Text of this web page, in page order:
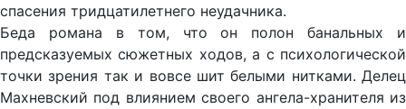
спасения тридцатилетнего неудачника.
Беда романа в том, что он полон банальных и
предсказуемых сюжетных ходов, а с психологической
точки зрения так и вовсе шит белыми нитками. Делец
Махневский под влиянием своего ангела-хранителя из